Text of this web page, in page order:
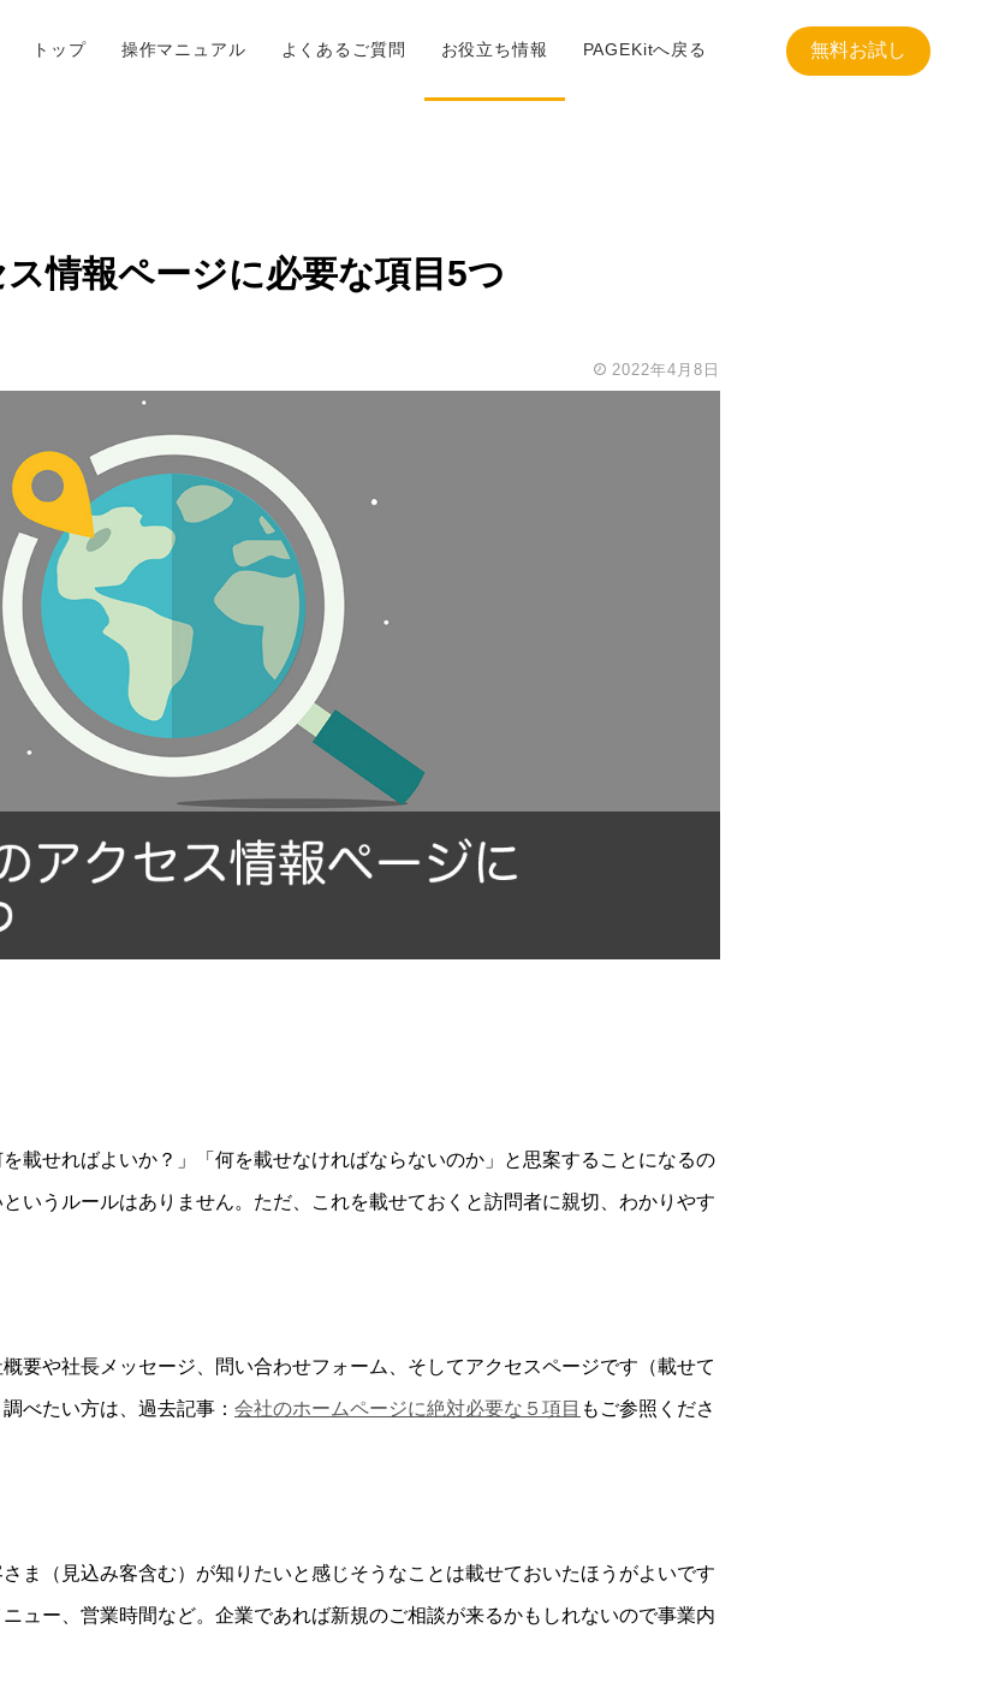
トップ 操作マニュアル よくあるご質問 お役立ち情報 PAGEKitへ戻る 無料お試し
情報ページに必要な項目5つ
2022年4月8日
載せればよいか？」「何を載せなければならないのか」と思案することになるの
いうルールはありません。ただ、これを載せておくと訪問者に親切、わかりやす
要や社長メッセージ、問い合わせフォーム、そしてアクセスページです（載せて
べたい方は、過去記事： 会社のホームページに絶対必要な５項目 もご参照くださ
ま（見込み客含む）が知りたいと感じそうなことは載せておいたほうがよいです
ュー、営業時間など。企業であれば新規のご相談が来るかもしれないので事業内